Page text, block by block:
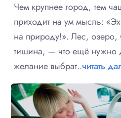
Чем крупнее город, тем
приходит на ум мысль:
на природу!». Лес, озеро,
тишина, — что ещё нужно
желание выбрат..читать